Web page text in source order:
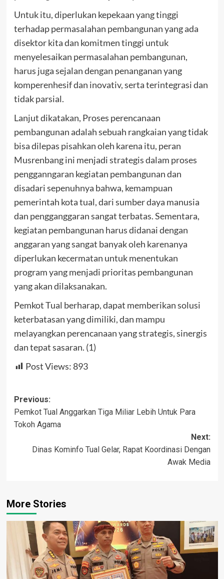
Untuk itu, diperlukan kepekaan yang tinggi
terhadap permasalahan pembangunan yang ada
disektor kita dan komitmen tinggi untuk
menyelesaikan permasalahan pembangunan,
harus juga sejalan dengan penanganan yang
komperenhesif dan inovativ, serta terintegrasi dan
tidak parsial.
Lanjut dikatakan, Proses perencanaan
pembangunan adalah sebuah rangkaian yang tidak
bisa dilepas pisahkan oleh karena itu, peran
Musrenbang ini menjadi strategis dalam proses
pengganngaran kegiatan pembangunan dan
disadari sepenuhnya bahwa, kemampuan
pemerintah kota tual, dari sumber daya manusia
dan pengganggaran sangat terbatas. Sementara,
kegiatan pembangunan harus didanai dengan
anggaran yang sangat banyak oleh karenanya
diperlukan kecermatan untuk menentukan
program yang menjadi prioritas pembangunan
yang akan dilaksanakan.
Pemkot Tual berharap, dapat memberikan solusi
keterbatasan yang dimiliki, dan mampu
melayangkan perencanaan yang strategis, sinergis
dan tepat sasaran. (1)
Post Views: 893
Post
navigation
Previous:
Pemkot Tual Anggarkan Tiga Miliar Lebih Untuk Para
Tokoh Agama
Next:
Dinas Kominfo Tual Gelar, Rapat Koordinasi Dengan
Awak Media
More Stories